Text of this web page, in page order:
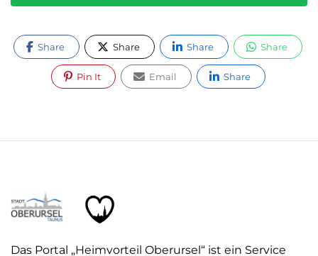
Share Share Share Share
Pin It Email Share
Das Portal „Heimvorteil Oberursel“ ist ein Service